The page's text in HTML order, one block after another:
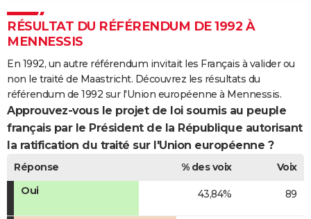
RÉSULTAT DU RÉFÉRENDUM DE 1992 À
MENNESSIS
En 1992, un autre référendum invitait les Français à valider ou
non le traité de Maastricht. Découvrez les résultats du
référendum de 1992 sur l'Union européenne à Mennessis.
Approuvez-vous le projet de loi soumis au peuple
français par le Président de la République autorisant
la ratification du traité sur l'Union européenne ?
Réponse % des voix
Voix
Oui
43,84% 89